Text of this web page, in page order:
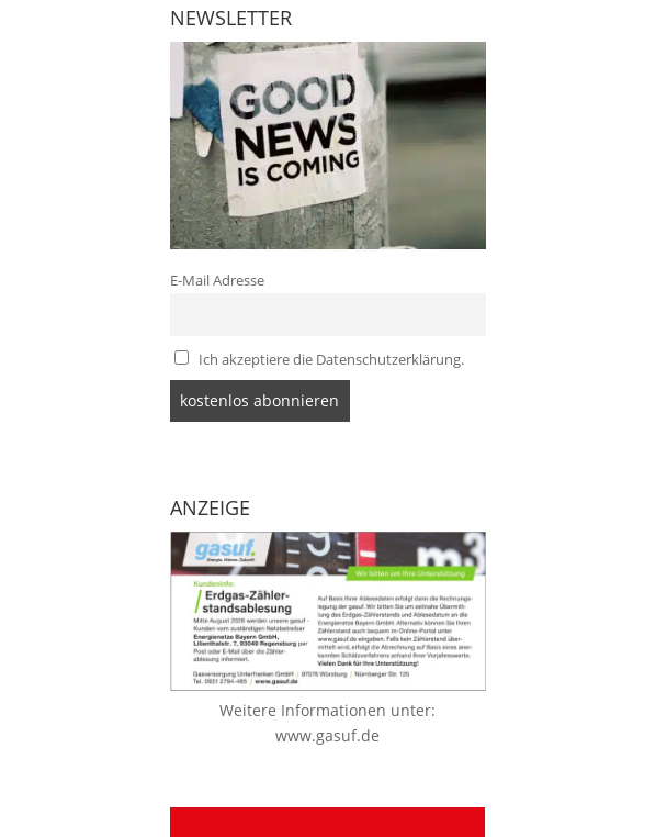
NEWSLETTER
E-Mail Adresse
Ich akzeptiere die Datenschutzerklärung.
ANZEIGE
Weitere Informationen unter:
www.gasuf.de